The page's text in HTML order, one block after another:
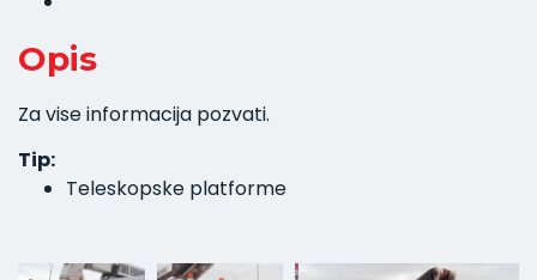
Opis
Za vise informacija pozvati.
Tip:
Teleskopske platforme